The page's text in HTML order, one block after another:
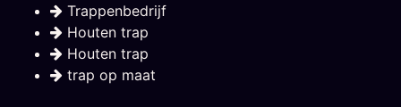
Trappenbedrijf
Houten trap
Houten trap
trap op maat